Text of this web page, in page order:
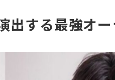
出する最強オ